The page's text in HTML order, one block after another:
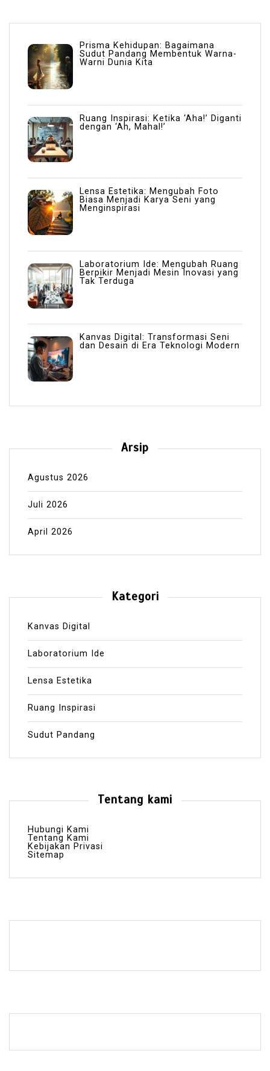
Prisma Kehidupan: Bagaimana
Sudut Pandang Membentuk Warna-
Warni Dunia Kita
Ruang Inspirasi: Ketika ‘Aha!’ Diganti
dengan ‘Ah, Mahal!’
Lensa Estetika: Mengubah Foto
Biasa Menjadi Karya Seni yang
Menginspirasi
Laboratorium Ide: Mengubah Ruang
Berpikir Menjadi Mesin Inovasi yang
Tak Terduga
Kanvas Digital: Transformasi Seni
dan Desain di Era Teknologi Modern
Arsip
Agustus 2026
Juli 2026
April 2026
Kategori
Kanvas Digital
Laboratorium Ide
Lensa Estetika
Ruang Inspirasi
Sudut Pandang
Tentang kami
Hubungi Kami
Tentang Kami
Kebijakan Privasi
Sitemap